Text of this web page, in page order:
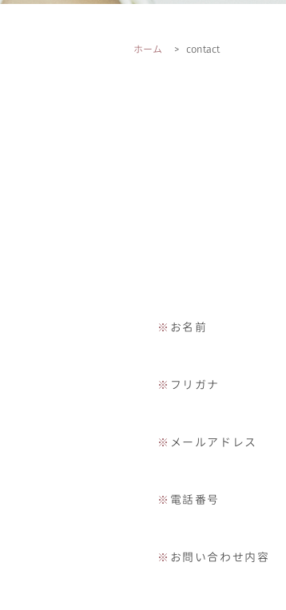
ホーム contact
※ お名前
※ フリガナ
※ メールアドレス
※ 電話番号
※ お問い合わせ内容